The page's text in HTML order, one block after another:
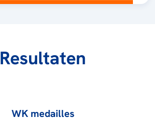
Resultaten
WK medailles